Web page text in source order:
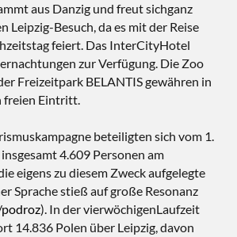
aus Danzig und freut sichganz
Leipzig-Besuch, da es mit der Reise
feiert. Das InterCityHotel
zur Verfügung. Die Zoo
Freizeitpark BELANTIS gewähren in
freien Eintritt.
beteiligten sich vom 1.
4.609 Personen am
eigens zu diesem Zweck aufgelegte
Sprache stieß auf große Resonanz
). In der vierwöchigenLaufzeit
14.836 Polen über Leipzig, davon